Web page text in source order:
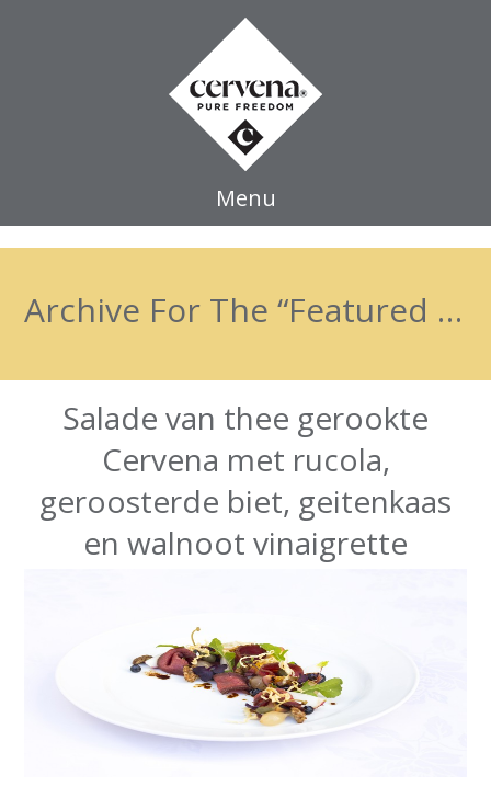
Menu
Archive For The “Featured Post” Category
Salade van thee gerookte
Cervena met rucola,
geroosterde biet, geitenkaas
en walnoot vinaigrette